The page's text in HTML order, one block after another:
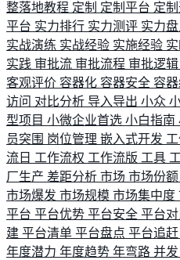
整落地教程 定制 定制平台 定
平台 实力排行 实力测评 实力
实战演练 实战经验 实施经验
实践 审批流 审批流程 审批逻辑
客观评价 容器化 容器安全 容
访问 对比分析 导入导出 小众
型项目 小微企业首选 小白指南
员突围 岗位管理 嵌入式开发
流日 工作流权 工作流版 工具
厂生产 差距分析 市场 市场份额
市场爆发 市场规模 市场集中度
平台 平台优势 平台安全 平台
建 平台清单 平台盘点 平台追赶
年度潜力 年度趋势 年弯路 并发